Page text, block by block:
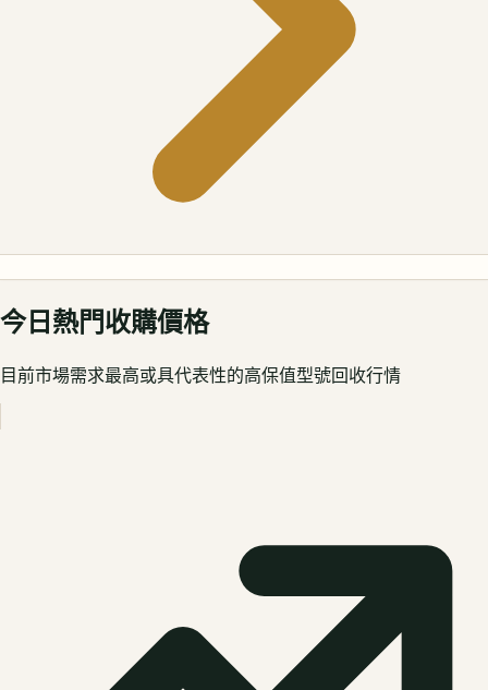
今日熱門收購價格
目前市場需求最高或具代表性的高保值型號回收行情